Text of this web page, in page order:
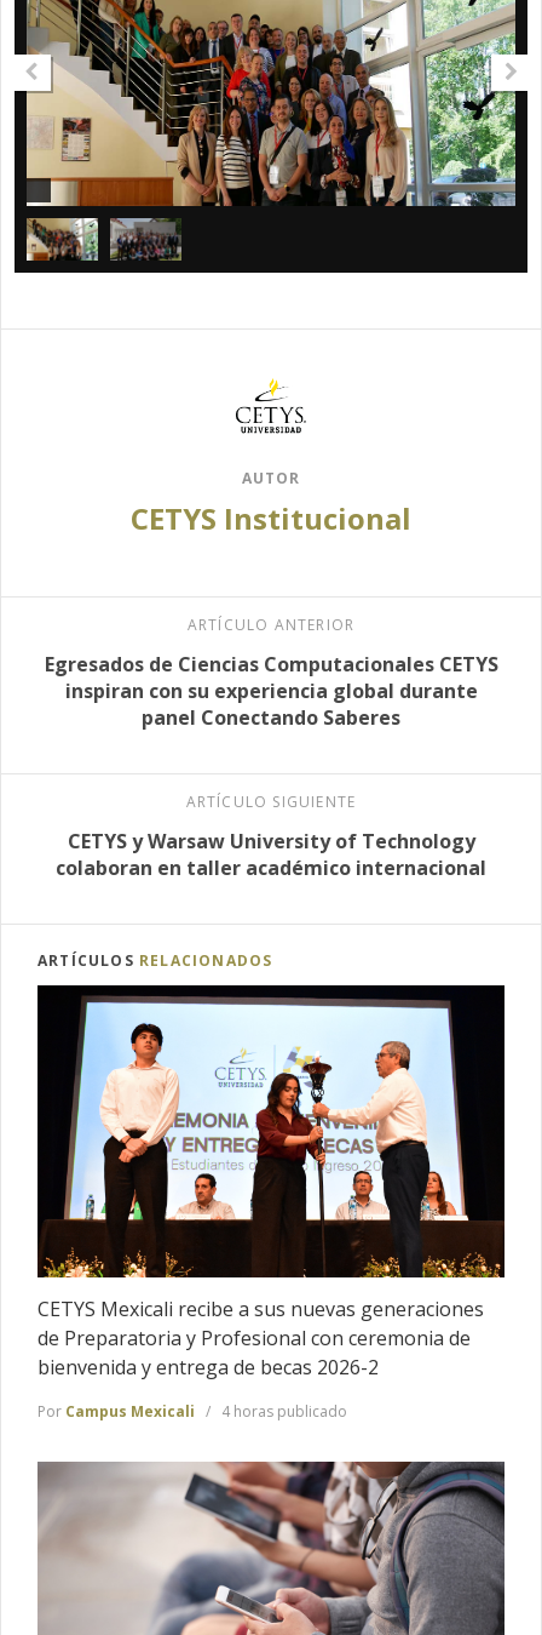
AUTOR
CETYS Institucional
ARTÍCULO ANTERIOR
Egresados de Ciencias Computacionales CETYS
inspiran con su experiencia global durante
panel Conectando Saberes
ARTÍCULO SIGUIENTE
CETYS y Warsaw University of Technology
colaboran en taller académico internacional
ARTÍCULOS RELACIONADOS
CETYS Mexicali recibe a sus nuevas generaciones
de Preparatoria y Profesional con ceremonia de
bienvenida y entrega de becas 2026-2
Por Campus Mexicali 4 horas publicado